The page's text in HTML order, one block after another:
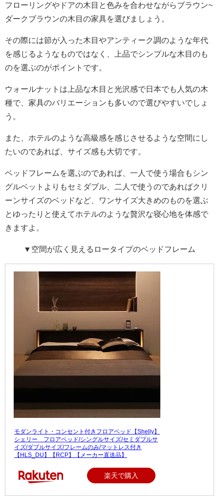
フローリングやドアの木目と色みを合わせながらブラウン~
ダークブラウンの木目の家具を選びましょう。
その際には節が入った木目やアンティーク調のような年代
を感じるようなものではなく、上品でシンプルな木目のも
のを選ぶのがポイントです。
ウォールナットは上品な木目と光沢感で日本でも人気の木
種で、家具のバリエーションも多いので選びやすいでしょ
う。
また、ホテルのような高級感を感じさせるような空間にし
たいのであれば、サイズ感も大切です。
ベッドフレームを選ぶのであれば、一人で使う場合もシン
グルベットよりもセミダブル、二人で使うのであればクリ
ーンサイズのベッドなど、ワンサイズ大きめのものを選ぶ
とゆったりと使えてホテルのような贅沢な寝心地を体感で
きますよ。
▼空間が広く見えるロータイプのベッドフレーム
モダンライト・コンセント付きフロアベッド【Shelly】
シェリー フロアベッド/シングルサイズ/セミダブルサ
イズ/ダブルサイズ/フレームのみ/マットレス付き
【HLS_DU】【RCP】【メーカー直送品】
楽天で購入